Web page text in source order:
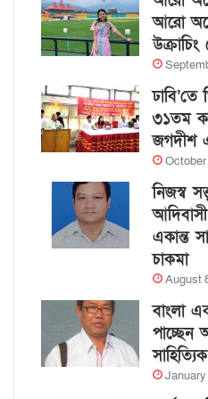
আরো
৩১তম
জগদীশ
October
নিজস্ব
একান্ত
চাকমা
August
বাংলা
পাচ্ছেন
January